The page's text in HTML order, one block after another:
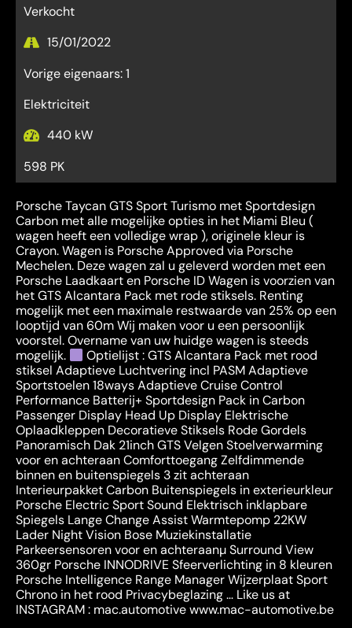
Verkocht
15/01/2022
Vorige eigenaars: 1
Elektriciteit
440 kW
598 PK
Porsche Taycan GTS Sport Turismo met Sportdesign
Carbon met alle mogelijke opties in het Miami Bleu (
wagen heeft een volledige wrap ), originele kleur is
Crayon. Wagen is Porsche Approved via Porsche
Mechelen. Deze wagen zal u geleverd worden met een
Porsche Laadkaart en Porsche ID Wagen is voorzien van
het GTS Alcantara Pack met rode stiksels. Renting
mogelijk met een maximale restwaarde van 25% op een
looptijd van 60m Wij maken voor u een persoonlijk
voorstel. Overname van uw huidge wagen is steeds
mogelijk.
Optielijst : GTS Alcantara Pack met rood
stiksel Adaptieve Luchtvering incl PASM Adaptieve
Sportstoelen 18ways Adaptieve Cruise Control
Performance Batterij+ Sportdesign Pack in Carbon
Passenger Display Head Up Display Elektrische
Oplaadkleppen Decoratieve Stiksels Rode Gordels
Panoramisch Dak 21inch GTS Velgen Stoelverwarming
voor en achteraan Comforttoegang Zelfdimmende
binnen en buitenspiegels 3 zit achteraan
Interieurpakket Carbon Buitenspiegels in exterieurkleur
Porsche Electric Sport Sound Elektrisch inklapbare
Spiegels Lange Change Assist Warmtepomp 22KW
Lader Night Vision Bose Muziekinstallatie
Parkeersensoren voor en achteraanµ Surround View
360gr Porsche INNODRIVE Sfeerverlichting in 8 kleuren
Porsche Intelligence Range Manager Wijzerplaat Sport
Chrono in het rood Privacybeglazing … Like us at
INSTAGRAM : mac.automotive www.mac-automotive.be